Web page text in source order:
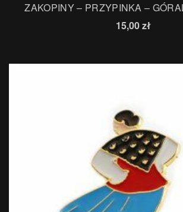
ZAKOPINY – PRZYPINKA –
15,00zł